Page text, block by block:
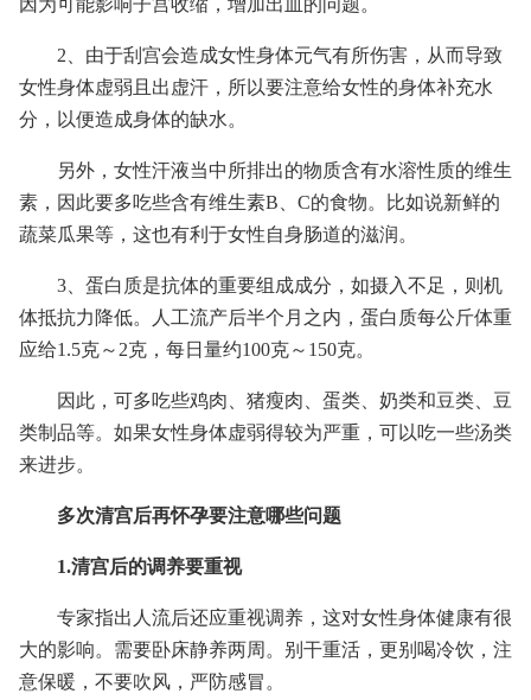
因为可能影响子宫收缩，增加出血的问题。
2、由于刮宫会造成女性身体元气有所伤害，从而导致
女性身体虚弱且出虚汗，所以要注意给女性的身体补充水
分，以便造成身体的缺水。
另外，女性汗液当中所排出的物质含有水溶性质的维生
素，因此要多吃些含有维生素B、C的食物。比如说新鲜的
蔬菜瓜果等，这也有利于女性自身肠道的滋润。
3、蛋白质是抗体的重要组成成分，如摄入不足，则机
体抵抗力降低。人工流产后半个月之内，蛋白质每公斤体重
应给1.5克～2克，每日量约100克～150克。
因此，可多吃些鸡肉、猪瘦肉、蛋类、奶类和豆类、豆
类制品等。如果女性身体虚弱得较为严重，可以吃一些汤类
来进步。
多次清宫后再怀孕要注意哪些问题
1.清宫后的调养要重视
专家指出人流后还应重视调养，这对女性身体健康有很
大的影响。需要卧床静养两周。别干重活，更别喝冷饮，注
意保暖，不要吹风，严防感冒。